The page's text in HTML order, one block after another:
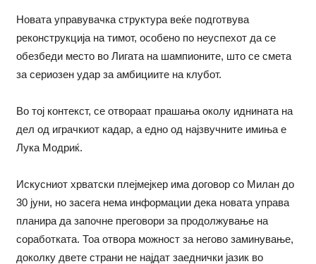
Новата управувачка структура веќе подготвува
реконструкција на тимот, особено по неуспехот да се
обезбеди место во Лигата на шампионите, што се смета
за сериозен удар за амбициите на клубот.
Во тој контекст, се отвораат прашања околу иднината на
дел од играчкиот кадар, а едно од најзвучните имиња е
Лука Модриќ.
Искусниот хрватски плејмејкер има договор со Милан до
30 јуни, но засега нема информации дека новата управа
планира да започне преговори за продолжување на
соработката. Тоа отвора можност за негово заминување,
доколку двете страни не најдат заеднички јазик во